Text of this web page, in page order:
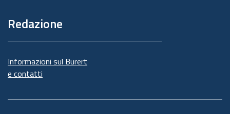
Redazione
Informazioni sul Burert
e contatti